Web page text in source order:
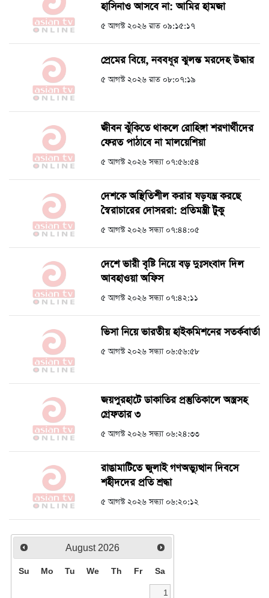
হাসিনাও আসবে না: আমির হামজা
৫ আগস্ট ২০২৬ রাত ০৯:১৫:১৭
প্রেমের বিয়ে, নববধূর ঝুলন্ত মরদেহ উদ্ধার
৫ আগস্ট ২০২৬ রাত ০৮:০৭:১৯
জীবন ঝুঁকিতে থাকলে রোহিঙ্গা শরণার্থীদের
ফেরত পাঠাবে না মালয়েশিয়া
৫ আগস্ট ২০২৬ সন্ধ্যা ০৭:৫৬:৫৪
দেশকে অস্থিতিশীল করার ষড়যন্ত্র করছে
স্বৈরাচারের দোসররা: প্রতিমন্ত্রী টুকু
৫ আগস্ট ২০২৬ সন্ধ্যা ০৭:৪৪:০৫
দেশে ভারী বৃষ্টি নিয়ে বড় দুঃসংবাদ দিল
আবহাওয়া অফিস
৫ আগস্ট ২০২৬ সন্ধ্যা ০৭:৪২:১১
ভিসা নিয়ে ভারতীয় হাইকমিশনের সতর্কবার্তা
৫ আগস্ট ২০২৬ সন্ধ্যা ০৬:৫৬:৫৮
জয়পুরহাটে ডাকাতির প্রস্তুতিকালে অস্ত্রসহ
গ্রেফতার ৩
৫ আগস্ট ২০২৬ সন্ধ্যা ০৬:২৪:৩৩
রাঙামাটিতে জুলাই গণঅভ্যুত্থান দিবসে
শহীদদের প্রতি শ্রদ্ধা
৫ আগস্ট ২০২৬ সন্ধ্যা ০৬:২০:১২
August 2026
Su Mo Tu We Th Fr Sa
1